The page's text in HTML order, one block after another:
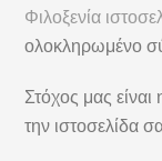
Φιλοξενία
ολοκληρωμένο
Στόχος μας είναι
την ιστοσελίδα